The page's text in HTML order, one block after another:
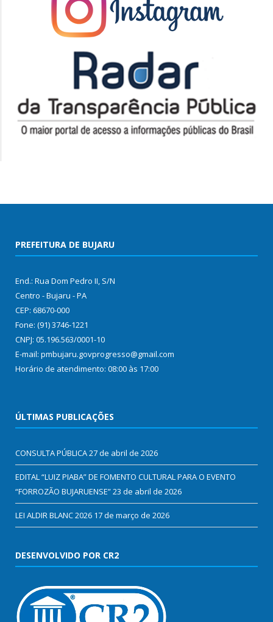
PREFEITURA DE BUJARU
End.: Rua Dom Pedro II, S/N
Centro - Bujaru - PA
CEP: 68670-000
Fone: (91) 3746-1221
CNPJ: 05.196.563/0001-10
E-mail: pmbujaru.govprogresso@gmail.com
Horário de atendimento: 08:00 às 17:00
ÚLTIMAS PUBLICAÇÕES
CONSULTA PÚBLICA27 de abril de 2026
EDITAL “LUIZ PIABA” DE FOMENTO CULTURAL PARA O EVENTO
“FORROZÃO BUJARUENSE”23 de abril de 2026
LEI ALDIR BLANC 2026 17 de março de 2026
DESENVOLVIDO POR CR2